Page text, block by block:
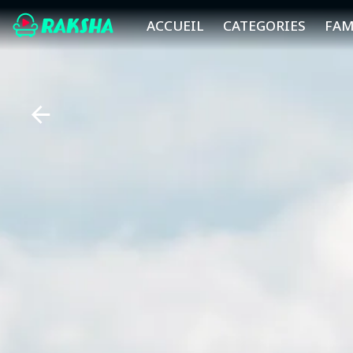
ACCUEIL CATEGORIES